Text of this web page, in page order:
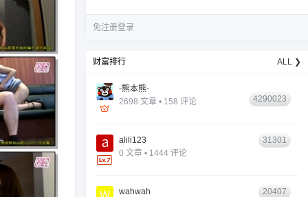
免注册登录
财富排行 ALL ❯
-熊本熊-
2698 文章 • 158 评论
4290023
alili123
0 文章 • 1444 评论
31301
wahwah
20407